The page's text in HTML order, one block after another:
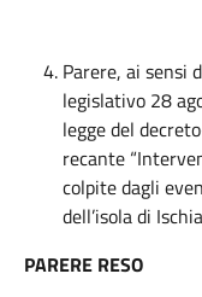
Parere, ai sensi
legislativo 28
legge del
recante
colpite dagli
dell’isola di
PARERE RESO